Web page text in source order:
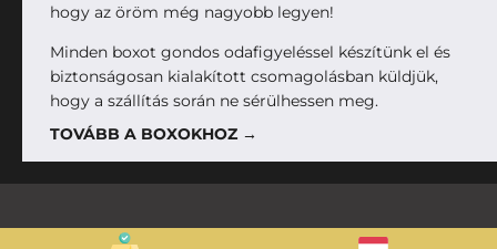
hogy az öröm még nagyobb legyen!
Minden boxot gondos odafigyeléssel készítünk el és
biztonságosan kialakított csomagolásban küldjük,
hogy a szállítás során ne sérülhessen meg.
TOVÁBB A BOXOKHOZ →